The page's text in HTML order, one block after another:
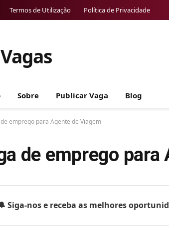
Termos de Utilização Política de Privacidade
Sobre Publicar Vaga Blog
emprego para Agente de Viagem
de emprego
Siga-nos e receba as melhores